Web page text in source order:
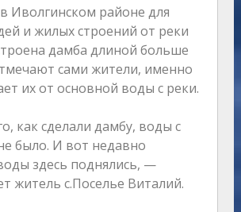
Иволгинском районе для
и жилых строений от реки
дамба длиной больше
сами жители, именно
их от основной воды с реки.
как сделали дамбу, воды с
было. И вот недавно
здесь поднялись, —
житель с.Поселье Виталий.